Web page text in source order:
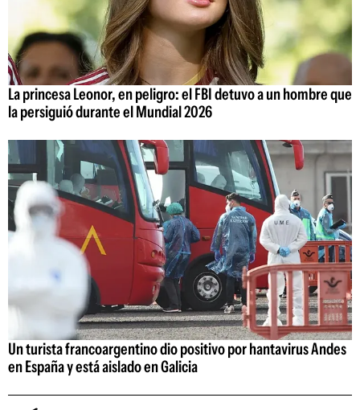
La princesa Leonor, en peligro: el FBI detuvo a un hombre que
la persiguió durante el Mundial 2026
Un turista francoargentino dio positivo por hantavirus Andes
en España y está aislado en Galicia